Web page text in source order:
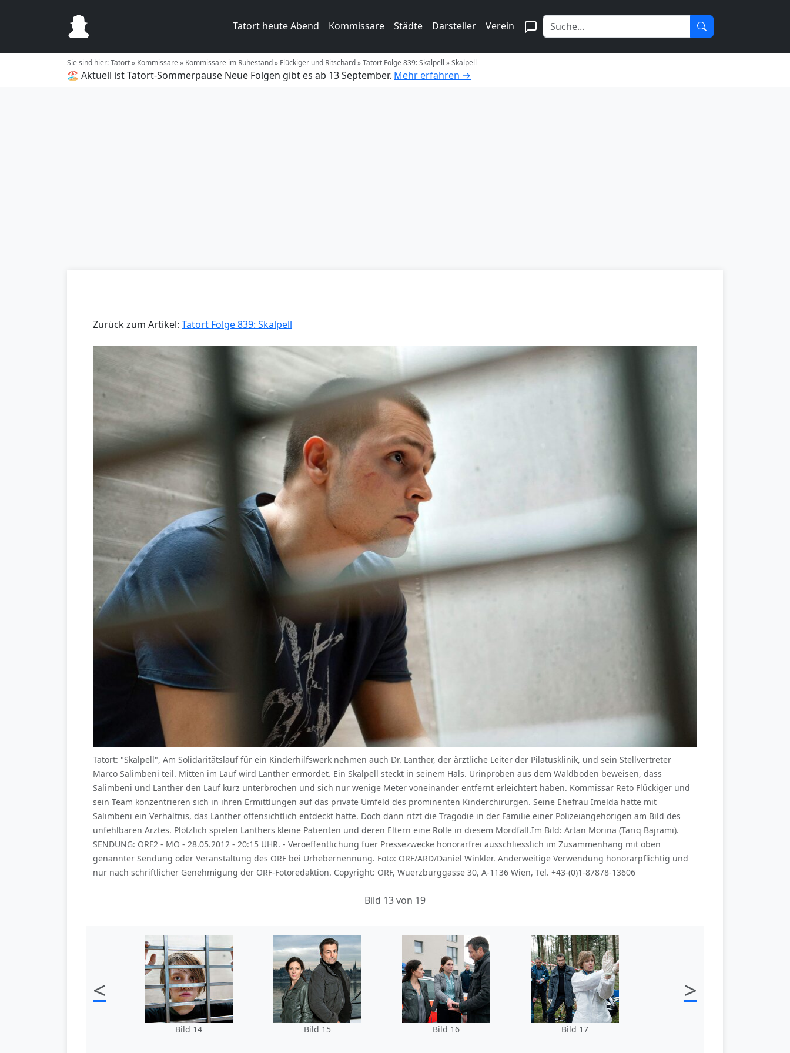
Tatort heute Abend Kommissare Städte Darsteller Verein
Sie sind hier:Tatort» Kommissare» Kommissare im Ruhestand» Flückiger und Ritschard»Tatort Folge 839: Skalpell »Skalpell
🏖️ Aktuell ist Tatort-Sommerpause Neue Folgen gibt es ab 13 September. Mehr erfahren →
Zurück zum Artikel: Tatort Folge 839: Skalpell
Tatort: "Skalpell", Am Solidaritätslauf für ein Kinderhilfswerk nehmen auch Dr. Lanther, der ärztliche Leiter der Pilatusklinik, und sein Stellvertreter
Marco Salimbeni teil. Mitten im Lauf wird Lanther ermordet. Ein Skalpell steckt in seinem Hals. Urinproben aus dem Waldboden beweisen, dass
Salimbeni und Lanther den Lauf kurz unterbrochen und sich nur wenige Meter voneinander entfernt erleichtert haben. Kommissar Reto Flückiger und
sein Team konzentrieren sich in ihren Ermittlungen auf das private Umfeld des prominenten Kinderchirurgen. Seine Ehefrau Imelda hatte mit
Salimbeni ein Verhältnis, das Lanther offensichtlich entdeckt hatte. Doch dann ritzt die Tragödie in der Familie einer Polizeiangehörigen am Bild des
unfehlbaren Arztes. Plötzlich spielen Lanthers kleine Patienten und deren Eltern eine Rolle in diesem Mordfall.Im Bild: Artan Morina (Tariq Bajrami).
SENDUNG: ORF2 - MO - 28.05.2012 - 20:15 UHR. - Veroeffentlichung fuer Pressezwecke honorarfrei ausschliesslich im Zusammenhang mit oben
genannter Sendung oder Veranstaltung des ORF bei Urhebernennung. Foto: ORF/ARD/Daniel Winkler. Anderweitige Verwendung honorarpflichtig und
nur nach schriftlicher Genehmigung der ORF-Fotoredaktion. Copyright: ORF, Wuerzburggasse 30, A-1136 Wien, Tel. +43-(0)1-87878-13606
Bild 13 von 19
<
Bild 14 Bild 15 Bild 16 Bild 17
>